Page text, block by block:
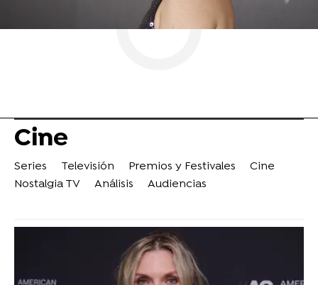
Cine
Series Televisión Premios y Festivales
Cine
Nostalgia TV
Análisis Audiencias